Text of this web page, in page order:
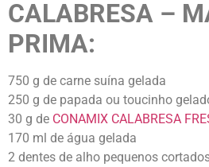
CALABRESA –
PRIMA:
750 g de carne suína gelada
250 g de papada ou toucinho
30 g de CONAMIX CALABRESA
170 ml de água gelada
2 dentes de alho pequenos